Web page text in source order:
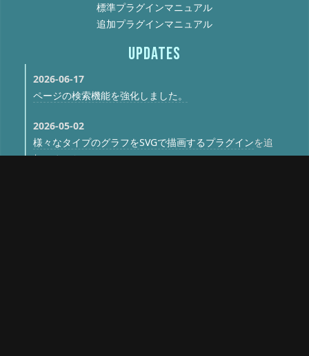
標準プラグインマニュアル
追加プラグインマニュアル
UPDATES
2026-06-17
ページの検索機能を強化しました。
2026-05-02
様々なタイプのグラフをSVGで描画するプラグインを追
加しました。